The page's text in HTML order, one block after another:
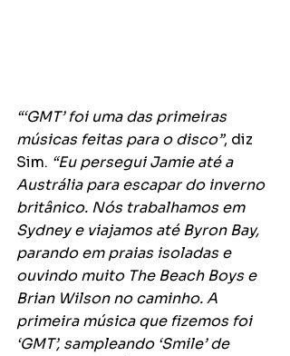
“‘GMT’ foi uma das primeiras
músicas feitas para o disco”, diz
Sim. “Eu persegui Jamie até a
Austrália para escapar do inverno
britânico. Nós trabalhamos em
Sydney e viajamos até Byron Bay,
parando em praias isoladas e
ouvindo muito The Beach Boys e
Brian Wilson no caminho. A
primeira música que fizemos foi
‘GMT’, sampleando ‘Smile’ de